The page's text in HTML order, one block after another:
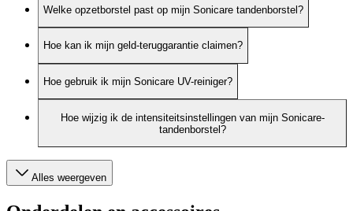
Welke opzetborstel past op mijn Sonicare tandenborstel?
Hoe kan ik mijn geld-teruggarantie claimen?
Hoe gebruik ik mijn Sonicare UV-reiniger?
Hoe wijzig ik de intensiteitsinstellingen van mijn Sonicare-
tandenborstel?
Alles weergeven